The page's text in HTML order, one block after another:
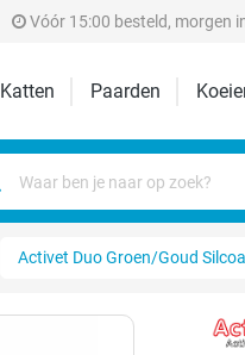
Vóór 15:00 besteld, morgen
Katten Paarden
Activet Duo Groen/Goud